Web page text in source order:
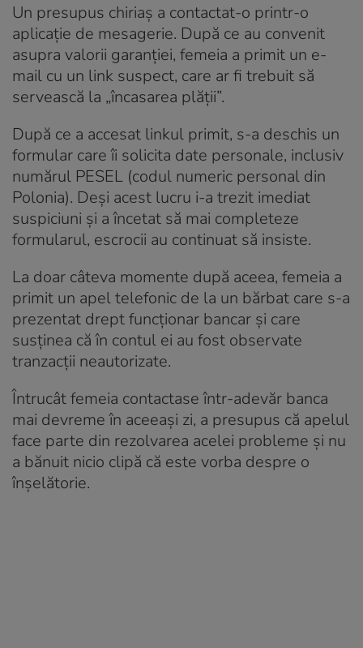
Un presupus chiriaș a contactat-o printr-o
aplicație de mesagerie. După ce au convenit
asupra valorii garanției, femeia a primit un e-
mail cu un link suspect, care ar fi trebuit să
servească la „încasarea plății”.
După ce a accesat linkul primit, s-a deschis un
formular care îi solicita date personale, inclusiv
numărul PESEL (codul numeric personal din
Polonia). Deși acest lucru i-a trezit imediat
suspiciuni și a încetat să mai completeze
formularul, escrocii au continuat să insiste.
La doar câteva momente după aceea, femeia a
primit un apel telefonic de la un bărbat care s-a
prezentat drept funcționar bancar și care
susținea că în contul ei au fost observate
tranzacții neautorizate.
Întrucât femeia contactase într-adevăr banca
mai devreme în aceeași zi, a presupus că apelul
face parte din rezolvarea acelei probleme și nu
a bănuit nicio clipă că este vorba despre o
înșelătorie.